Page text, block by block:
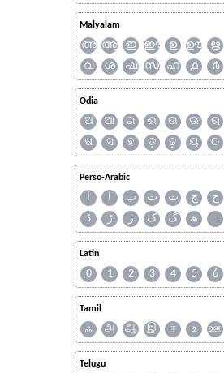
Malyalam
അ ആ ഇ ഈ ഉ ഊ ഋ
വ
ശ ഷ സ ഹ ൧ ൪
Odia
ଅ ଆ ଇ ଈ ଉ ଊ ଋ
ଷ
ସ ହ ଡ଼ ଢ଼ ୟ ୦
Perso-Arabic
آ ا ب ت ث ج ح
ڈ
ڑ ژ ک گ ھ ہ
Latin
0 1 2 3 4 5 6
Tamil
ஃ அ ஆ இ ஈ உ ஊ
Telugu